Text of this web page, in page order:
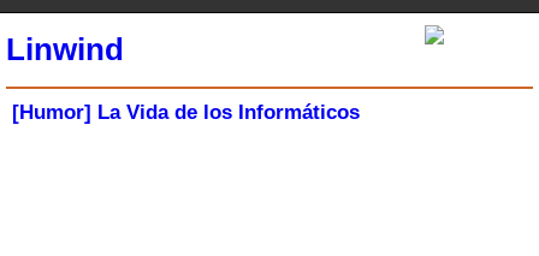
Linwind
[Humor] La Vida de los Informáticos